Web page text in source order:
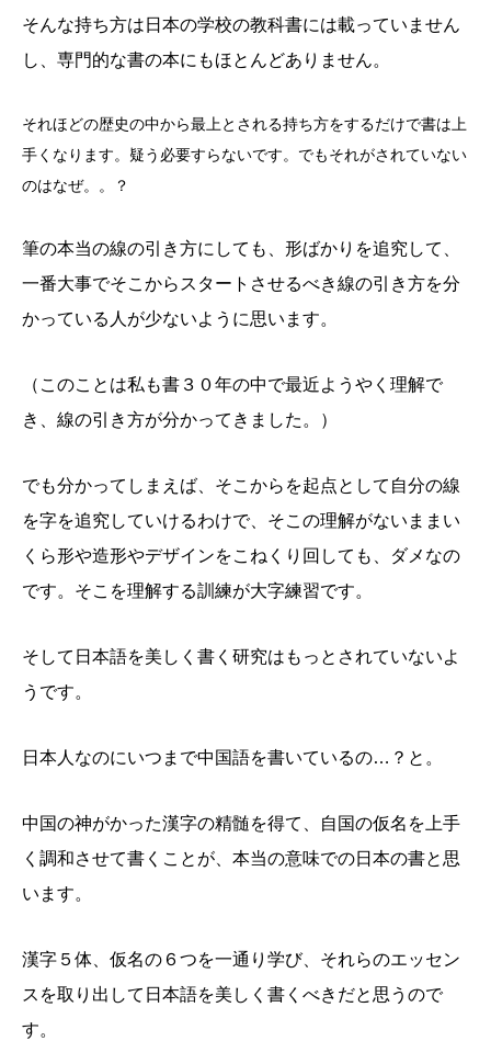
そんな持ち方は日本の学校の教科書には載っていません
し、専門的な書の本にもほとんどありません。
それほどの歴史の中から最上とされる持ち方をするだけで書は上
手くなります。疑う必要すらないです。でもそれがされていない
のはなぜ。。？
筆の本当の線の引き方にしても、形ばかりを追究して、
一番大事でそこからスタートさせるべき線の引き方を分
かっている人が少ないように思います。
（このことは私も書３０年の中で最近ようやく理解で
き、線の引き方が分かってきました。）
でも分かってしまえば、そこからを起点として自分の線
を字を追究していけるわけで、そこの理解がないままい
くら形や造形やデザインをこねくり回しても、ダメなの
です。そこを理解する訓練が大字練習です。
そして日本語を美しく書く研究はもっとされていないよ
うです。
日本人なのにいつまで中国語を書いているの…？と。
中国の神がかった漢字の精髄を得て、自国の仮名を上手
く調和させて書くことが、本当の意味での日本の書と思
います。
漢字５体、仮名の６つを一通り学び、それらのエッセン
スを取り出して日本語を美しく書くべきだと思うので
す。